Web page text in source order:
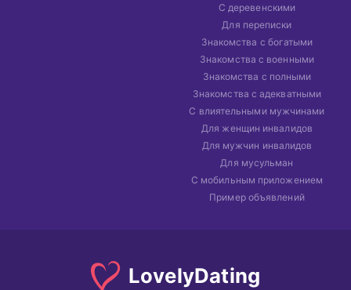
С деревенскими
Для переписки
Знакомства с богатыми
Знакомства с военными
Знакомства с полными
Знакомства с адекватными
С влиятельными мужчинами
Для женщин инвалидов
Для мужчин инвалидов
Для мусульман
С мобильным приложением
Пример объявлений
LovelyDating